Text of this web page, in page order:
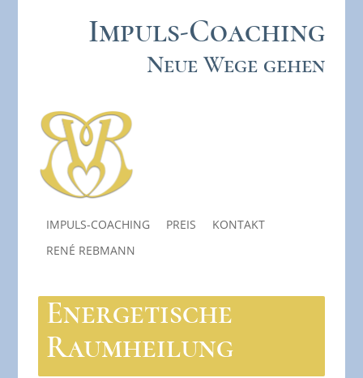
Impuls-Coaching
Neue Wege gehen
IMPULS-COACHING PREIS
KONTAKT
RENÉ REBMANN
Energetische
Raumheilung